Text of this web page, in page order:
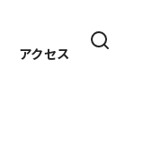
アクセス